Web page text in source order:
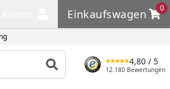
Einkaufswagen
0
Einkaufswagen
Produkt suchen
4,80 / 5
12.180 Bewertungen